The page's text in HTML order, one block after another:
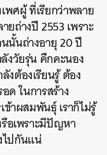
พศผู้ ที่เรียกว่าพลาย
ยถ่างปี 2553 เพราะ
นถ่างอายุ 20 ปี
งวัยรุ่น คึกคะนอง
งต้องเรียนรู้ ต้อง
ด ในการสร้าง
าผสมพันธุ์ เราก็ไม่รู้
อเพราะมีปัญหา
ไปกันแน่